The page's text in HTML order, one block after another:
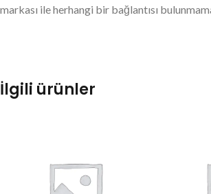
markası ile herhangi bir bağlantısı
İlgili ürünler